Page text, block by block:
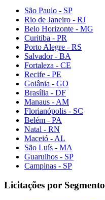
São Paulo - SP
Rio de Janeiro - RJ
Belo Horizonte - MG
Curitiba - PR
Porto Alegre - RS
Salvador - BA
Fortaleza - CE
Recife - PE
Goiânia - GO
Brasília - DF
Manaus - AM
Florianópolis - SC
Belém - PA
Natal - RN
Maceió - AL
São Luís - MA
Guarulhos - SP
Campinas - SP
Licitações por Segmento